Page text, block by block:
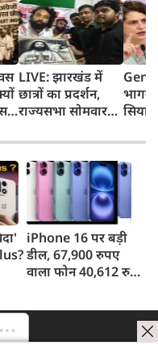
LIVE: झारखंड में
छात्रों का प्रदर्शन,
राज्यसभा सोमवार
Gen
छात्रों
जरूरत
iPhone 16 पर बड़ी
डील, 67,900 रुपए
वाला फोन 40,612 रुपए